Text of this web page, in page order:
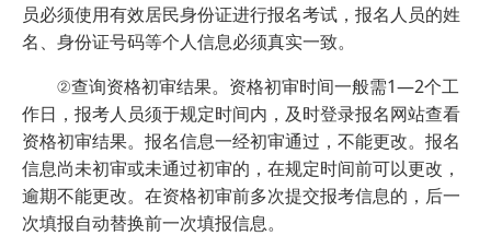
员必须使用有效居民身份证进行报名考试，报名人员的姓
名、身份证号码等个人信息必须真实一致。
②查询资格初审结果。资格初审时间一般需1—2个工
作日，报考人员须于规定时间内，及时登录报名网站查看
资格初审结果。报名信息一经初审通过，不能更改。报名
信息尚未初审或未通过初审的，在规定时间前可以更改，
逾期不能更改。在资格初审前多次提交报考信息的，后一
次填报自动替换前一次填报信息。